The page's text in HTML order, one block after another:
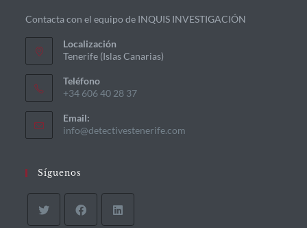
Contacta con el equipo de INQUIS INVESTIGACIÓN
Localización
Tenerife (Islas Canarias)
Teléfono
+34 606 40 28 37
Email:
info@detectivestenerife.com
Síguenos